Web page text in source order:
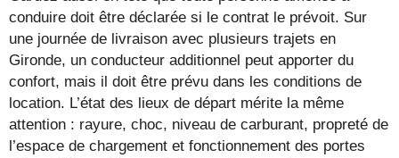
conduire doit être déclarée si le contrat le prévoit. Sur
une journée de livraison avec plusieurs trajets en
Gironde, un conducteur additionnel peut apporter du
confort, mais il doit être prévu dans les conditions de
location. L’état des lieux de départ mérite la même
attention : rayure, choc, niveau de carburant, propreté de
l’espace de chargement et fonctionnement des portes